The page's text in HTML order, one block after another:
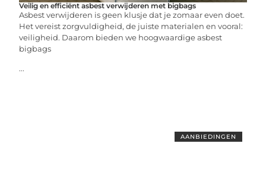
Veilig en efficiënt asbest verwijderen met bigbags
Asbest verwijderen is geen klusje dat je zomaar even doet.
Het vereist zorgvuldigheid, de juiste materialen en vooral:
veiligheid. Daarom bieden we hoogwaardige asbest
bigbags
...
AANBIEDINGEN